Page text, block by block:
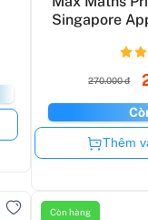
Singapore
270.000 đ
Thêm
Còn hàng